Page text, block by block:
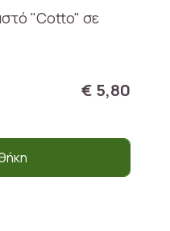
"Cotto" σε
€ 5,80